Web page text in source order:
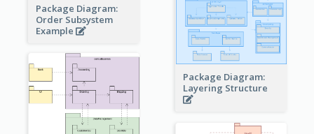
Package Diagram:
Order Subsystem
Example
Package Diagram:
Layering Structure